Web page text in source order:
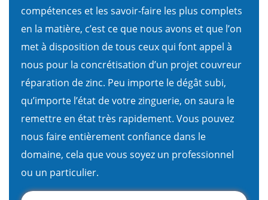
compétences et les savoir-faire les plus complets
en la matière, c’est ce que nous avons et que l’on
met à disposition de tous ceux qui font appel à
nous pour la concrétisation d’un projet couvreur
réparation de zinc. Peu importe le dégât subi,
qu’importe l’état de votre zinguerie, on saura le
remettre en état très rapidement. Vous pouvez
nous faire entièrement confiance dans le
domaine, cela que vous soyez un professionnel
ou un particulier.